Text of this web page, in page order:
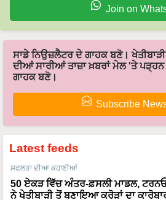
Join on
ਸਾਡੇ ਨਿਉਜ਼ਲੈਟਰ ਦੇ ਗਾਹਕ ਬਣੋ।
ਦੀਆਂ ਸਾਰੀਆਂ ਤਾਜ਼ਾ ਖ਼ਬਰਾਂ ਮੇਲ 'ਤੇ
ਗਾਹਕ ਬਣੋ।
Subscribe
Latest feeds
ਸਫਲਤਾ ਦੀਆ ਕਹਾਣੀਆਂ
50 ਏਕੜ ਵਿੱਚ ਅੰਤਰ-ਫ਼ਸਲੀ ਮਾਡਲ,
ਨੇ ਖੇਤੀਬਾੜੀ ਤੋਂ ਬਣਾਇਆ ਕਰੋੜਾਂ ਦਾ